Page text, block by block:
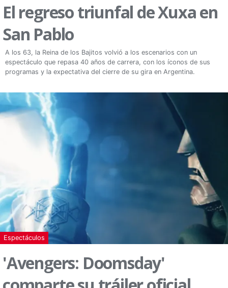
El regreso triunfal de Xuxa en
San Pablo
A los 63, la Reina de los Bajitos volvió a los escenarios con un
espectáculo que repasa 40 años de carrera, con los íconos de sus
programas y la expectativa del cierre de su gira en Argentina.
Espectáculos
'Avengers: Doomsday'